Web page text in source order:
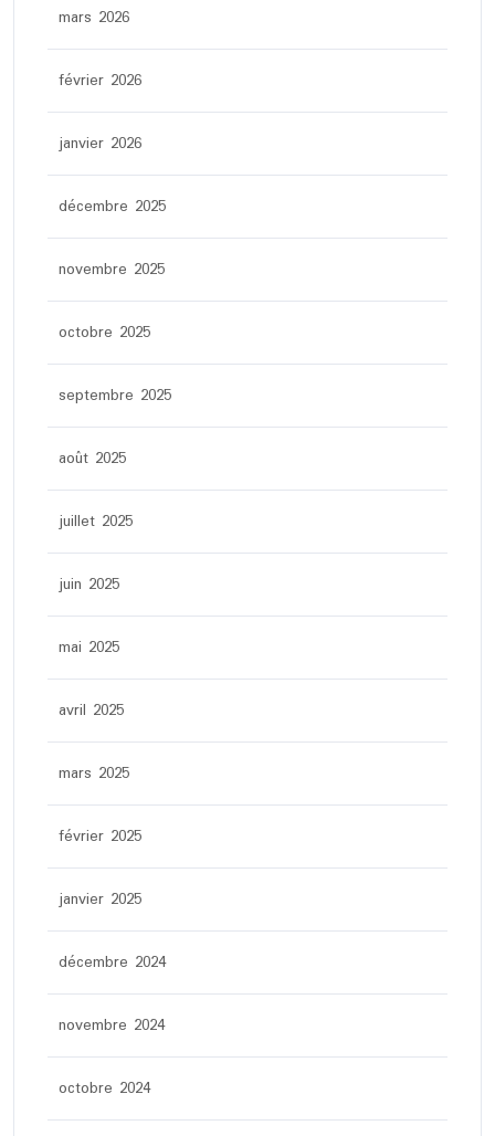
mars 2026
février 2026
janvier 2026
décembre 2025
novembre 2025
octobre 2025
septembre 2025
août 2025
juillet 2025
juin 2025
mai 2025
avril 2025
mars 2025
février 2025
janvier 2025
décembre 2024
novembre 2024
octobre 2024